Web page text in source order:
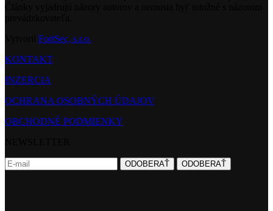
FortSec, s.r.o.
KONTAKT
INZERCIA
OCHRANA OSOBNÝCH ÚDAJOV
OBCHODNÉ PODMIENKY